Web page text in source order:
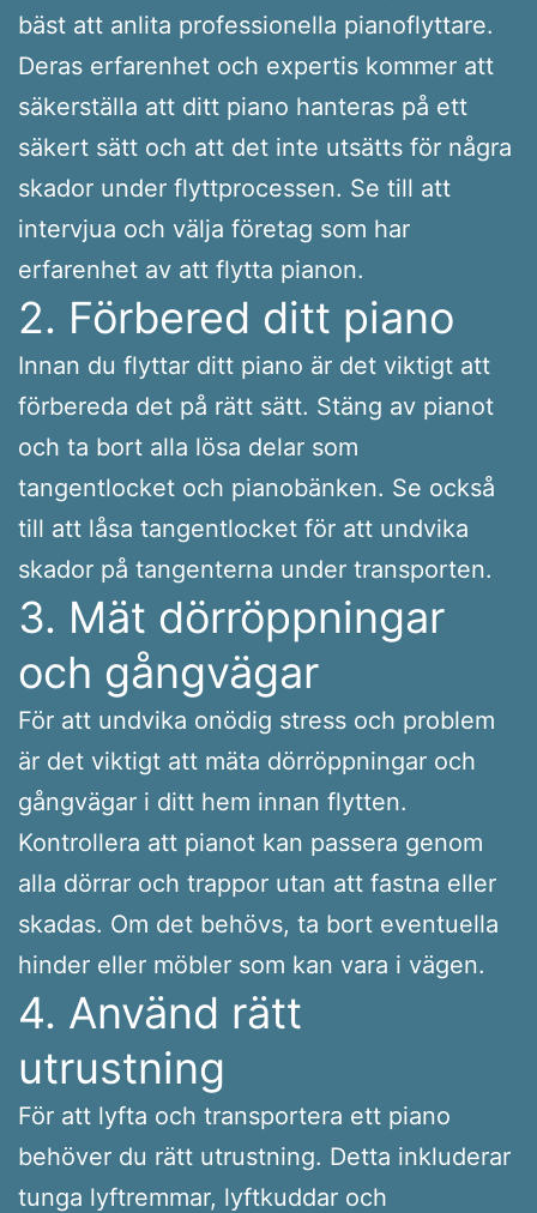
bäst att anlita professionella pianoflyttare.
Deras erfarenhet och expertis kommer att
säkerställa att ditt piano hanteras på ett
säkert sätt och att det inte utsätts för några
skador under flyttprocessen. Se till att
intervjua och välja företag som har
erfarenhet av att flytta pianon.
2. Förbered ditt piano
Innan du flyttar ditt piano är det viktigt att
förbereda det på rätt sätt. Stäng av pianot
och ta bort alla lösa delar som
tangentlocket och pianobänken. Se också
till att låsa tangentlocket för att undvika
skador på tangenterna under transporten.
3. Mät dörröppningar
och gångvägar
För att undvika onödig stress och problem
är det viktigt att mäta dörröppningar och
gångvägar i ditt hem innan flytten.
Kontrollera att pianot kan passera genom
alla dörrar och trappor utan att fastna eller
skadas. Om det behövs, ta bort eventuella
hinder eller möbler som kan vara i vägen.
4. Använd rätt
utrustning
För att lyfta och transportera ett piano
behöver du rätt utrustning. Detta inkluderar
tunga lyftremmar, lyftkuddar och